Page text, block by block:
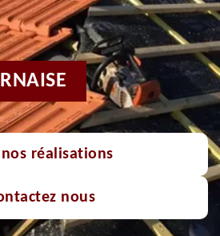
réalisations
nous